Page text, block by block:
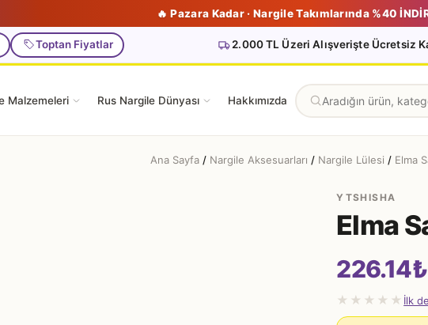
🔥 Pazara Kadar · Nargile Takımlarında %40
Toptan Fiyatlar 2.000 TL Üzeri Alışverişte Ücretsiz
Malzemeleri Rus Nargile Dünyası Hakkımızda
Ana Sayfa / Nargile Aksesuarları / Nargile Lülesi /Elma
YTSHISHA
Elma
226.14₺
★★★★★ İlk